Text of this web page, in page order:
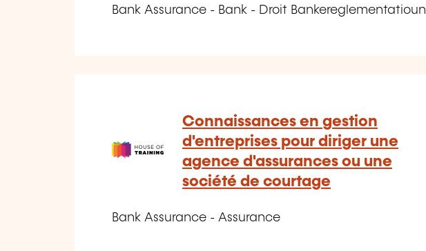
Bank Assurance - Bank - Droit Bankereglementatioun
Connaissances en gestion
d'entreprises pour diriger une
agence d'assurances ou une
société de courtage
Bank Assurance - Assurance